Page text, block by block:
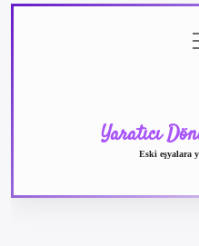
Yaratıcı
Eski eşyalara